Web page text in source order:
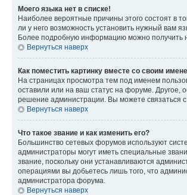
Моего языка нет в списке!
Наиболее вероятные причины этого состоят в
ли у него возможность установить нужный вам
Более подробную информацию можно получить
Вернуться наверх
Как поместить картинку вместе со своим
На страницах просмотра тем под именем
оставили или на ваш статус на форуме. Другое,
решение администрации. Вы можете связаться
Вернуться наверх
Что такое звание и как изменить его?
Большинство сетевых форумов используют
администраторы могут иметь специальные
звание, поскольку они устанавливаются
операциями вы добьетесь лишь того, что
администратора форума.
Вернуться наверх